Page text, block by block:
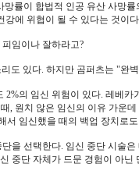
률이 합법적 인공 유산 사망
강에 위협이 될 수 있다는 것이
피임이나 잘하라고?
도 있다. 하지만 곰퍼츠는 "완
의 임신 위험이 있다. 레베카
, 원치 않은 임신의 이유 가운
서 임신했을 때의 백업 장치로
을 선택한다. 임신 중단 시술
중단 자체가 드문 경험이 아닌